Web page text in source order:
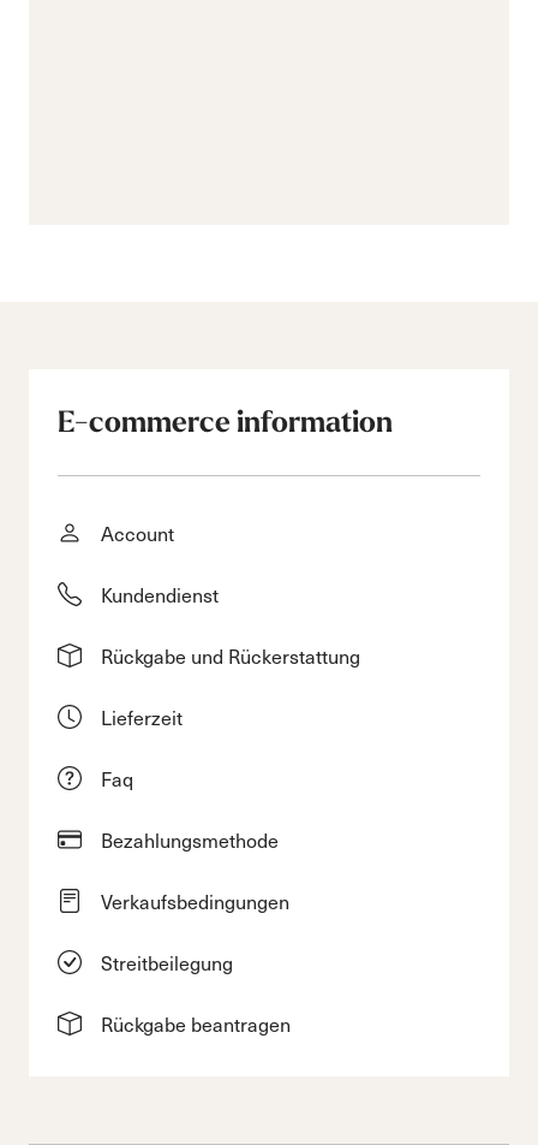
E-commerce information
Account
Kundendienst
Rückgabe und Rückerstattung
Lieferzeit
Faq
Bezahlungsmethode
Verkaufsbedingungen
Streitbeilegung
Rückgabe beantragen